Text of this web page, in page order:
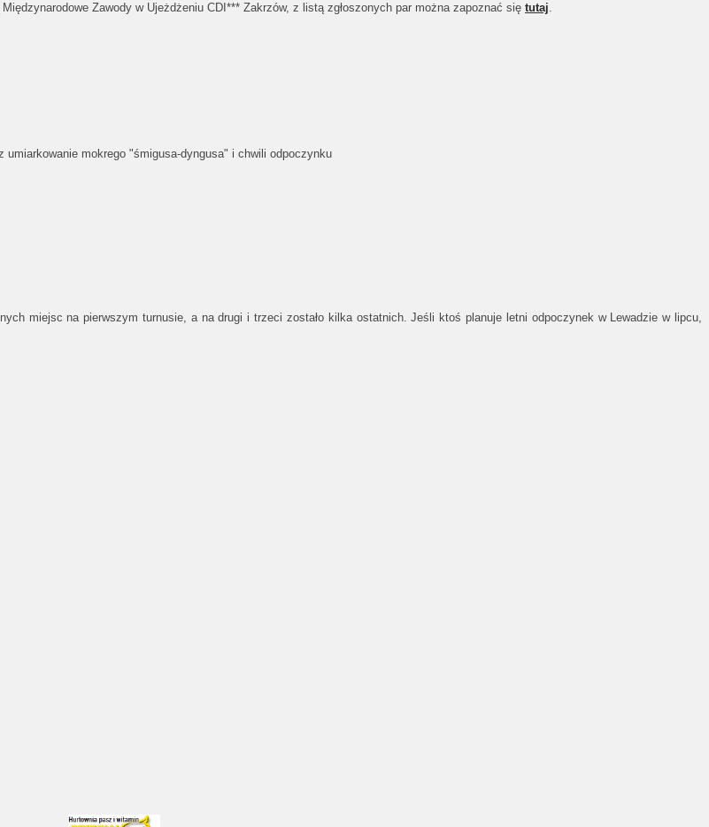
Zawody w Ujeżdżeniu CDI*** Zakrzów, z listą zgłoszonych par można zapoznać się tutaj.
mokrego "śmigusa-dyngusa" i chwili odpoczynku
miejsc na pierwszym turnusie, a na drugi i trzeci zostało kilka ostatnich. Jeśli ktoś planuje letni odpoczynek w Lewadzie w lipcu,